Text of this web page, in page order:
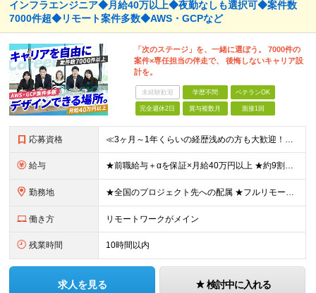
インフラエンジニア◆月給40万以上◆夜勤なしも選択可◆案件数
7000件超◆リモート案件多数◆AWS・GCPなど
「次のステージ」を、一緒に選ぼう。 7000件の
案件×専任担当の伴走で、 後悔しないキャリア設
計を。
未経験歓迎 学歴不問 ベテランOK
完全週休2日 賞与複数月 面接1回
応募資格 ≪3ヶ月～1年くらいの経歴浅めの方も大歓迎！≫ ★設計・構築から運用・保守まで、フェーズ不問で歓迎します！ ■インフラエンジニアとして何かしらの経験をお持ちの方（工程不問） ■第二新卒・ブランクOK
給与 ★前職給与＋αを保証×月給40万円以上 ★約9割が前職より給与アップを実現 月給40万円以上＋各種手当＋賞与 ＜9割が年収アップを実現＞ 入社されたエンジニアの9割が前職よりも給与アップをしていま
勤務地 ★全国のプロジェクト先への配属 ★フルリモートワーク案件あり ★転勤なし 勤務地はご希望を考慮し、決定します。 「自宅から近い場所が良い」といった要望もお聞かせください！ ＜配属エリア＞ ［東北］
働き方 リモートワークがメイン
残業時間 10時間以内
求人を見る 検討中に入れる